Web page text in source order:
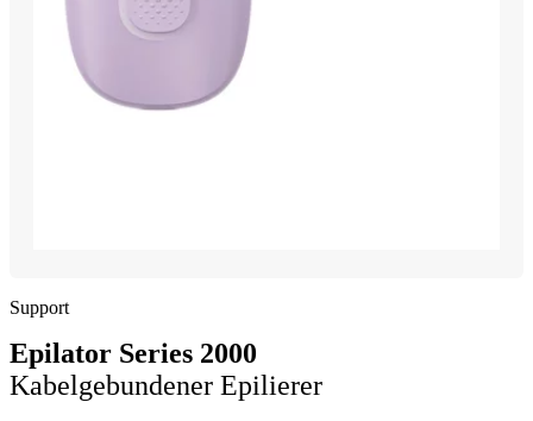
Support
Epilator Series 2000
Kabelgebundener Epilierer